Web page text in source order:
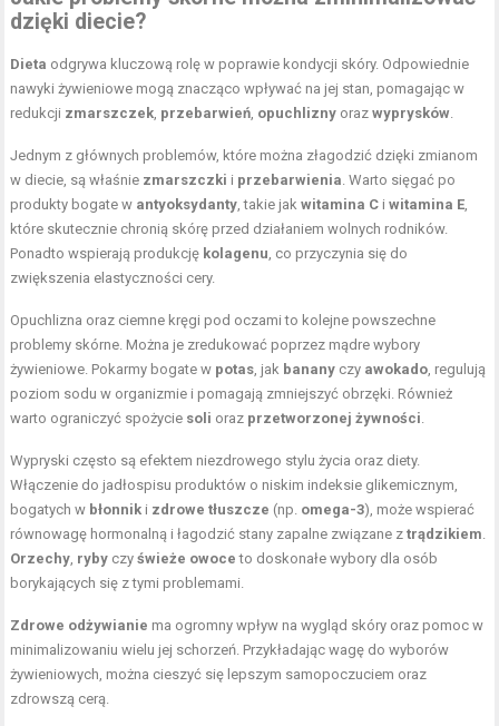
dzięki diecie?
Dieta odgrywa kluczową rolę w poprawie kondycji skóry. Odpowiednie
nawyki żywieniowe mogą znacząco wpływać na jej stan, pomagając w
redukcji zmarszczek, przebarwień, opuchlizny orazwyprysków.
Jednym z głównych problemów, które można złagodzić dzięki zmianom
w diecie, są właśnie zmarszczki i przebarwienia. Warto sięgać po
produkty bogate w antyoksydanty, takie jakwitamina C iwitamina E,
które skutecznie chronią skórę przed działaniem wolnych rodników.
Ponadto wspierają produkcję kolagenu, co przyczynia się do
zwiększenia elastyczności cery.
Opuchlizna oraz ciemne kręgi pod oczami to kolejne powszechne
problemy skórne. Można je zredukować poprzez mądre wybory
żywieniowe. Pokarmy bogate w potas, jak banany czy awokado, regulują
poziom sodu w organizmie i pomagają zmniejszyć obrzęki. Również
warto ograniczyć spożycie soli oraz przetworzonej żywności.
Wypryski często są efektem niezdrowego stylu życia oraz diety.
Włączenie do jadłospisu produktów o niskim indeksie glikemicznym,
bogatych w błonnik i zdrowe tłuszcze (np. omega-3), może wspierać
równowagę hormonalną i łagodzić stany zapalne związane ztrądzikiem.
Orzechy, ryby czyświeże owoce to doskonałe wybory dla osób
borykających się z tymi problemami.
Zdrowe odżywianie ma ogromny wpływ na wygląd skóry oraz pomoc w
minimalizowaniu wielu jej schorzeń. Przykładając wagę do wyborów
żywieniowych, można cieszyć się lepszym samopoczuciem oraz
zdrowszą cerą.